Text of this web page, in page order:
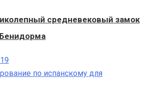
средневековый замок